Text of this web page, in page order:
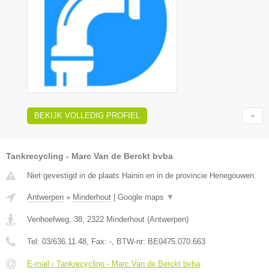
BEKIJK VOLLEDIG PROFIEL
Tankrecycling - Marc Van de Berckt bvba
Niet gevestigd in de plaats Hainin en in de provincie Henegouwen.
Antwerpen » Minderhout | Google maps ▼
Venhoefweg, 38 2322 Minderhout (Antwerpen)
Tel: 03/636.11.48 , Fax: - , BTW-nr: BE0475.070.663
E-mail › Tankrecycling - Marc Van de Berckt bvba